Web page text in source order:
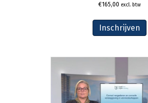
€165,00 excl. btw
Inschrijven